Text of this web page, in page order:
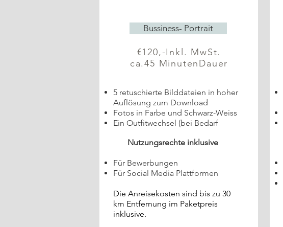
Bussiness- Portrait
€120,-Inkl. MwSt.
ca.45 MinutenDauer
5 retuschierte Bilddateien in hoher
Auflösung zum Download
Fotos in Farbe und Schwarz-Weiss
Ein Outfitwechsel (bei Bedarf
Nutzungsrechte inklusive
Für Bewerbungen
Für Social Media Plattformen
Die Anreisekosten sind bis zu 30
km Entfernung im Paketpreis
inklusive.